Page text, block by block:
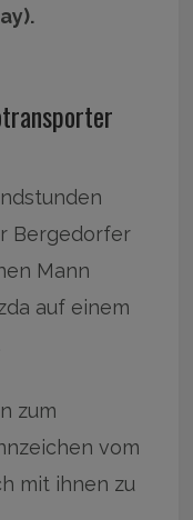
Bergedorfer
Mann
auf einem
zum
vom
mit ihnen zu